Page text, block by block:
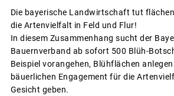
Die bayerische Landwirtschaft tut
die Artenvielfalt in Feld und Flur!
In diesem Zusammenhang sucht der
Bauernverband ab sofort 500 Blüh-
Beispiel vorangehen, Blühflächen
bäuerlichen Engagement für die
Gesicht geben.